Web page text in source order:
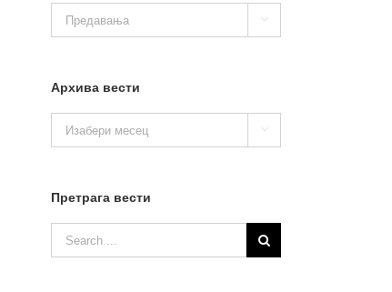
вести

Архива вести
вести

Претрага вести